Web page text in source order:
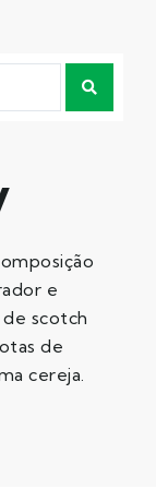
e
scotch
de
cereja.